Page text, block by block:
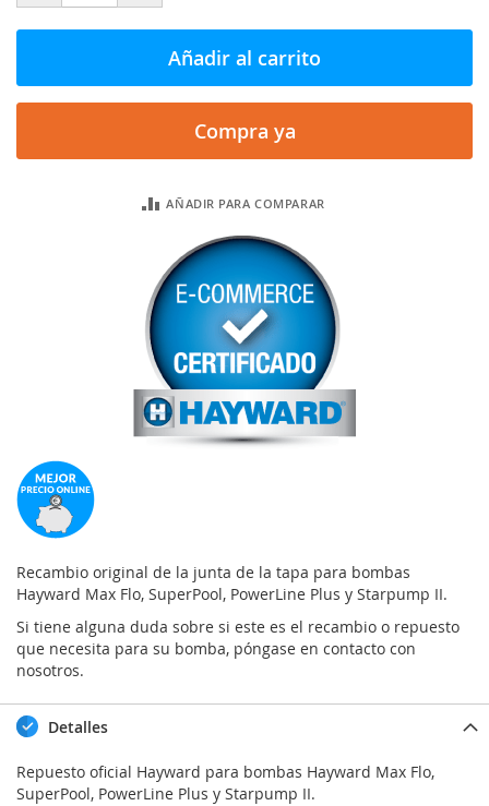
Añadir al carrito
Compra ya
AÑADIR PARA COMPARAR
Recambio original de la junta de la tapa para bombas
Hayward Max Flo, SuperPool, PowerLine Plus y Starpump II.
Si tiene alguna duda sobre si este es el recambio o repuesto
que necesita para su bomba, póngase en contacto con
nosotros.
Detalles
Repuesto oficial Hayward para bombas Hayward Max Flo,
SuperPool, PowerLine Plus y Starpump II.